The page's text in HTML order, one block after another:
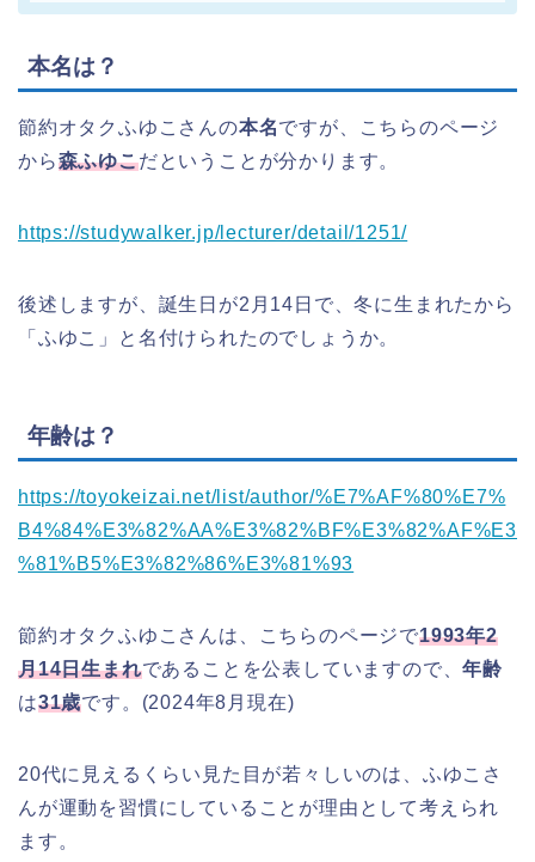
本名は？
節約オタクふゆこさんの本名ですが、こちらのページ
から森ふゆこだということが分かります。
https://studywalker.jp/lecturer/detail/1251/
後述しますが、誕生日が2月14日で、冬に生まれたから
「ふゆこ」と名付けられたのでしょうか。
年齢は？
https://toyokeizai.net/list/author/%E7%AF%80%E7%
B4%84%E3%82%AA%E3%82%BF%E3%82%AF%E3
%81%B5%E3%82%86%E3%81%93
節約オタクふゆこさんは、こちらのページで1993年2
月14日生まれであることを公表していますので、年齢
は31歳です。(2024年8月現在)
20代に見えるくらい見た目が若々しいのは、ふゆこさ
んが運動を習慣にしていることが理由として考えられ
ます。